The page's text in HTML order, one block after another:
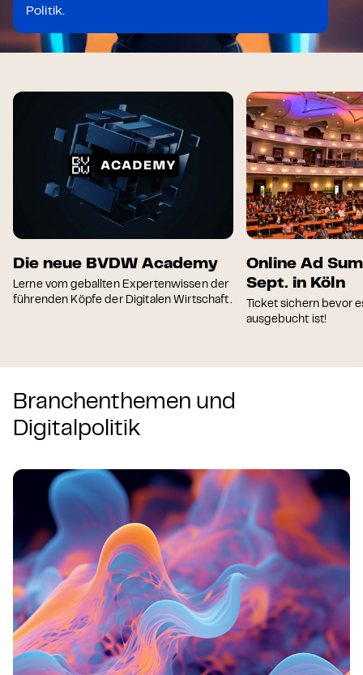
Politik.
Die neue BVDW Academy
Lerne vom geballten Expertenwissen der
führenden Köpfe der Digitalen Wirtschaft.
Online Ad
Sept. in Köln
Ticket sichern bevor
ausgebucht ist!
Branchenthemen und
Digitalpolitik